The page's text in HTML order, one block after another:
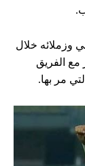
وزملائه خلال
مع الفريق
مر بها.